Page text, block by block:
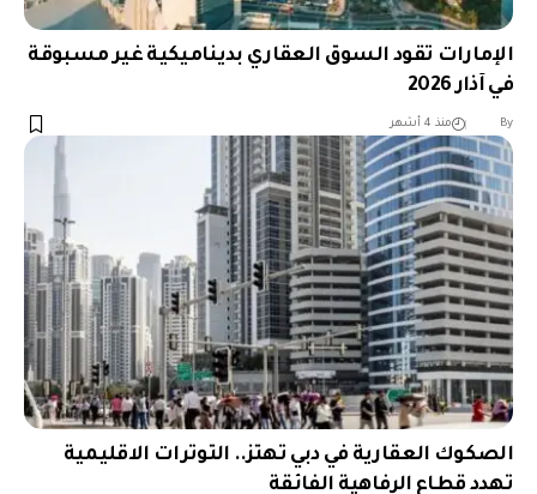
الإمارات تقود السوق العقاري بديناميكية غير مسبوقة
في آذار 2026
By منذ 4 أشهر
الصكوك العقارية في دبي تهتز.. التوترات الاقليمية
تهدد قطاع الرفاهية الفائقة